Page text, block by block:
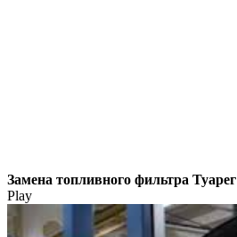
Замена топливного фильтра Туарег
Play